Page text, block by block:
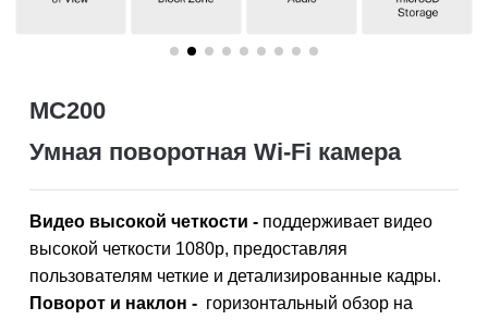
MC200
Умная поворотная Wi-Fi камера
Видео высокой четкости -поддерживает видео
высокой четкости 1080p, предоставляя
пользователям четкие и детализированные кадры.
Поворот и наклон -горизонтальный обзор на